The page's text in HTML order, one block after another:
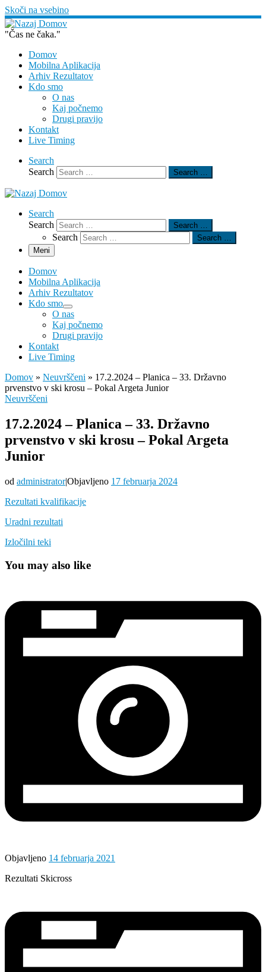
Skoči na vsebino
"Čas ne čaka."
Domov
Mobilna Aplikacija
Arhiv Rezultatov
Kdo smo
O nas
Kaj počnemo
Drugi pravijo
Kontakt
Live Timing
Search
Search
Search …
Search
Search
Search …
Search
Search …
Meni
Domov
Mobilna Aplikacija
Arhiv Rezultatov
Kdo smo
O nas
Kaj počnemo
Drugi pravijo
Kontakt
Live Timing
Domov » Neuvrščeni » 17.2.2024 – Planica – 33. Državno
prvenstvo v ski krosu – Pokal Argeta Junior
Neuvrščeni
17.2.2024 – Planica – 33. Državno
prvenstvo v ski krosu – Pokal Argeta
Junior
od administrator|Objavljeno 17 februarja 2024
Rezultati kvalifikacije
Uradni rezultati
Izločilni teki
You may also like
Objavljeno 14 februarja 2021
Rezultati Skicross